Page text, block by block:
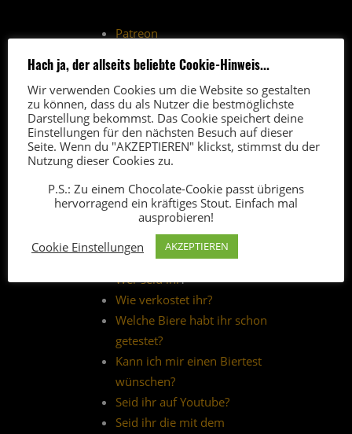
Patreon
Paypal-Spende
Thomann-Affiliate-Link(*)
(*) Über Affiliate-Links erhalten
wir vom Anbieter eine kleine
Provision. Der Verkaufspreis
bleibt für euch unverändert.
5 FAQ
Wer seid ihr?
Wie verkostet ihr?
Welche Biere habt ihr schon
getestet?
Kann ich mir einen Biertest
wünschen?
Seid ihr auf Youtube?
Seid ihr die mit dem
Hach ja, der allseits beliebte Cookie-Hinweis...
Wir verwenden Cookies um die Website so gestalten
zu können, dass du als Nutzer die bestmöglichste
Darstellung bekommst. Das Cookie speichert deine
Einstellungen für den nächsten Besuch auf dieser
Seite. Wenn du "AKZEPTIEREN" klickst, stimmst du der
Nutzung dieser Cookies zu.
P.S.: Zu einem Chocolate-Cookie passt übrigens
hervorragend ein kräftiges Stout. Einfach mal
ausprobieren!
Cookie Einstellungen
AKZEPTIEREN